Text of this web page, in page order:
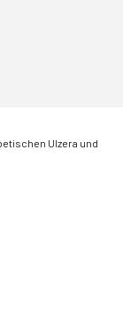
Ulzera und